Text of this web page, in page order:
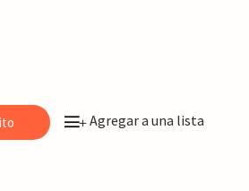
+Agregar a una lista